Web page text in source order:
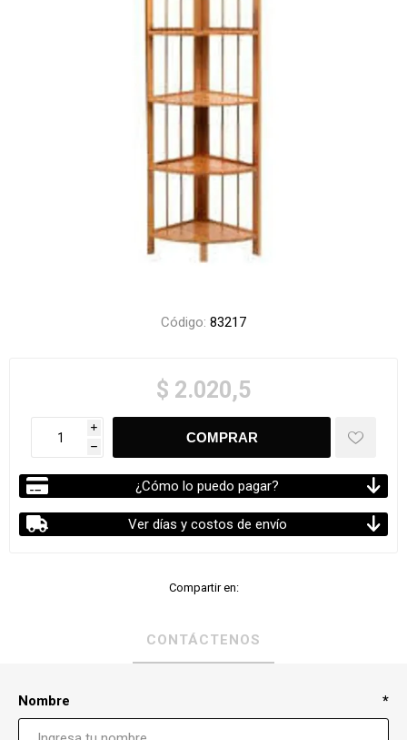
Código: 83217
$ 2.020,5
i
h
¿Cómo lo puedo pagar?
Ver días y costos de envío
Compartir en:
CONTÁCTENOS
Nombre *